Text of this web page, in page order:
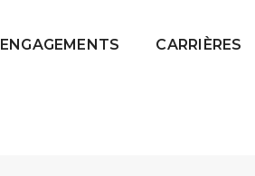
ENGAGEMENTS CARRIÈRES